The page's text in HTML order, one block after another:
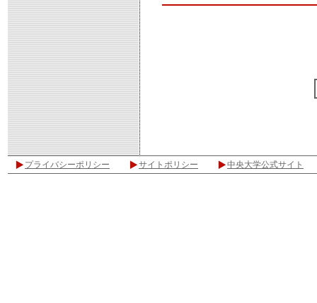
プライバシーポリシー サイトポリシー 中央大学公式サイト